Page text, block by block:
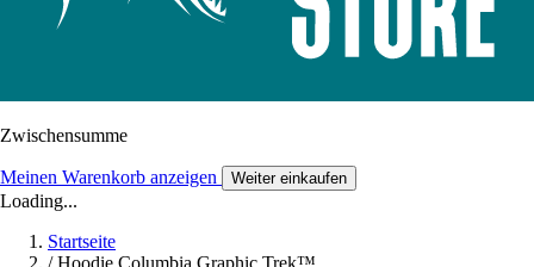
Zwischensumme
Meinen Warenkorb anzeigen Weiter einkaufen
Loading...
Startseite
/ Hoodie Columbia Graphic Trek™